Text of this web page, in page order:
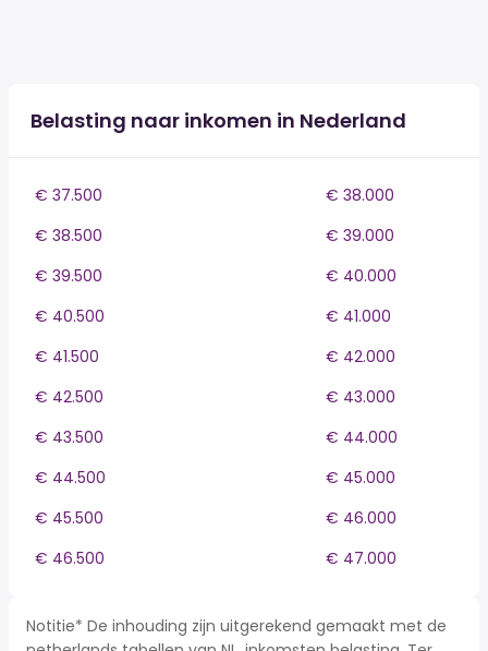
Belasting naar inkomen in Nederland
€ 37.500
€ 38.000
€ 38.500
€ 39.000
€ 39.500
€ 40.000
€ 40.500
€ 41.000
€ 41.500
€ 42.000
€ 42.500
€ 43.000
€ 43.500
€ 44.000
€ 44.500
€ 45.000
€ 45.500
€ 46.000
€ 46.500
€ 47.000
Notitie* De inhouding zijn uitgerekend gemaakt met de